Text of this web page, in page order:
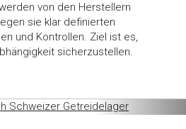
von den Herstellern
sie klar definierten
und Kontrollen. Ziel ist es,
sicherzustellen.